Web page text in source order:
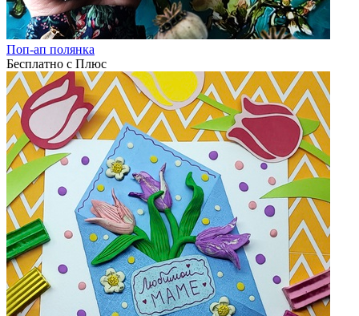
Поп-ап полянка
Бесплатно с Плюс